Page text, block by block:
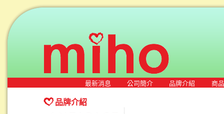
最新消息 公司簡介 品牌介紹 商
品牌介紹